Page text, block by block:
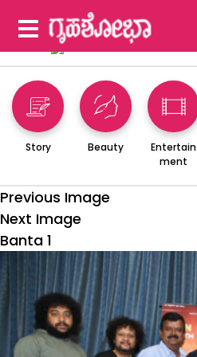
Story Beauty
Entertain
ment
Previous Image
Next Image
Banta 1